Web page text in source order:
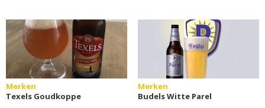
Merken
Texels Goudkoppe
Merken
Budels Witte Parel